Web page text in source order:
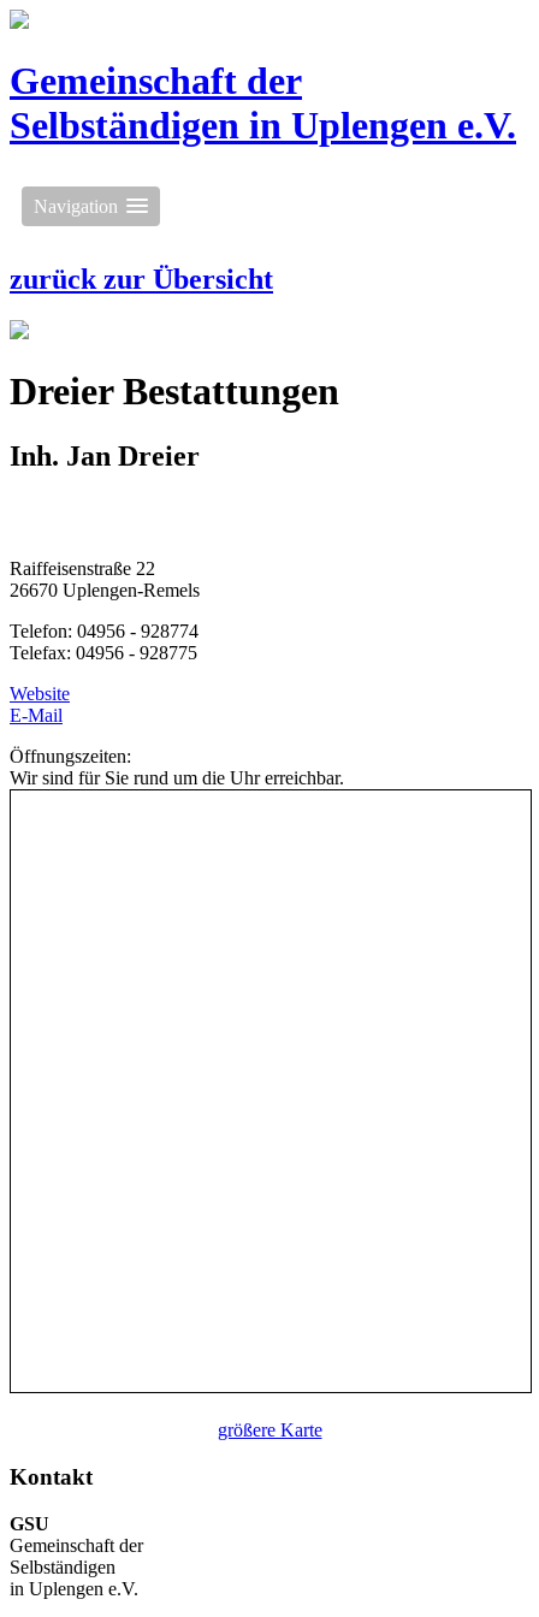
Gemeinschaft der
Selbständigen in Uplengen e.V.
Navigation
zurück zur Übersicht
Dreier Bestattungen
Inh. Jan Dreier
Raiffeisenstraße 22
26670 Uplengen-Remels
Telefon: 04956 - 928774
Telefax: 04956 - 928775
Website
E-Mail
Öffnungszeiten:
Wir sind für Sie rund um die Uhr erreichbar.
größere Karte
Kontakt
GSU
Gemeinschaft der
Selbständigen
in Uplengen e.V.